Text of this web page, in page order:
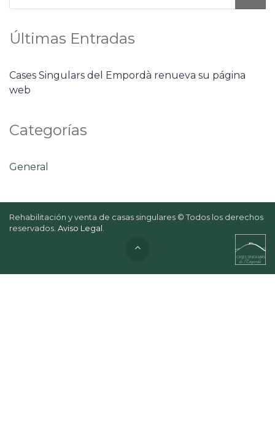
Últimas Entradas
Cases Singulars del Empordà renueva su página
web
Categorías
General
Rehabilitación y venta de casas singulares © Todos los derechos
reservados. Aviso Legal